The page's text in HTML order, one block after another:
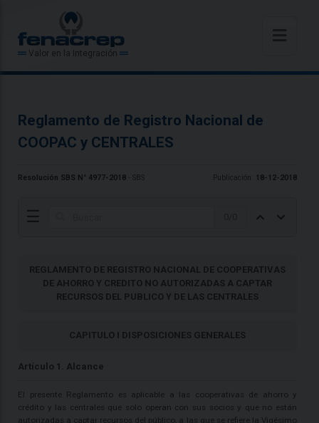
Valor en la Integración
Reglamento de Registro Nacional de
COOPAC y CENTRALES
Resolución SBS N° 4977-2018 - SBS Publicación: 18-12-2018
☰
REGLAMENTO DE REGISTRO NACIONAL DE COOPERATIVAS
DE AHORRO Y CREDITO NO AUTORIZADAS A CAPTAR
RECURSOS DEL PUBLICO Y DE LAS CENTRALES
CAPITULO I DISPOSICIONES GENERALES
Artículo 1. Alcance
El presente Reglamento es aplicable a las cooperativas de ahorro y
crédito y las centrales que solo operan con sus socios y que no están
autorizadas a captar recursos del público, a las que se refiere la Vigésimo